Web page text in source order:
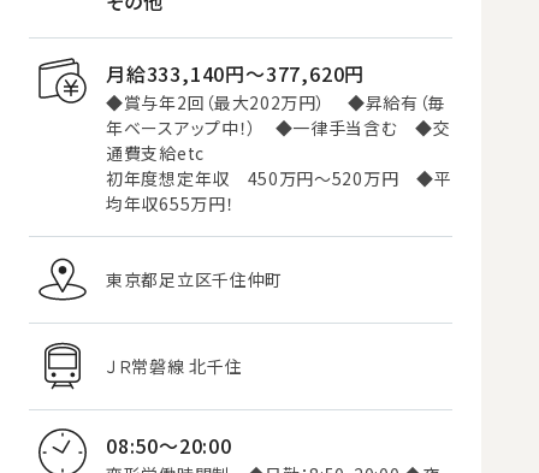
月給333,140円〜377,620円
◆賞与年2回（最大202万円） ◆昇給有（毎
年ベースアップ中！） ◆一律手当含む ◆交
通費支給etc
初年度想定年収 450万円～520万円 ◆平
均年収655万円！
東京都足立区千住仲町
ＪＲ常磐線 北千住
08:50～20:00